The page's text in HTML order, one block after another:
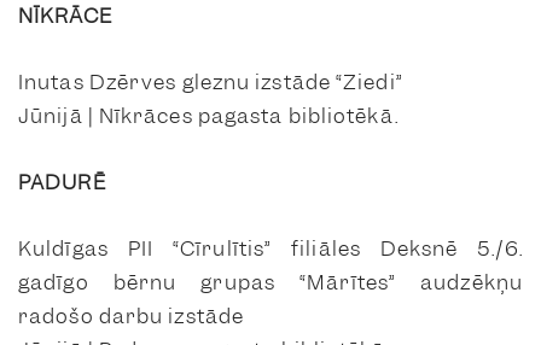
NĪKRĀCE
Inutas Dzērves gleznu izstāde “Ziedi”
Jūnijā | Nīkrāces pagasta bibliotēkā.
PADURĒ
Kuldīgas PII “Cīrulītis” filiāles Deksnē 5./6.
gadīgo bērnu grupas “Mārītes” audzēkņu
radošo darbu izstāde